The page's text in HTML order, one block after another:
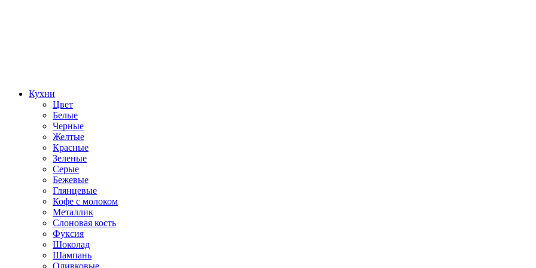
Кухни
Цвет
Белые
Черные
Желтые
Красные
Зеленые
Серые
Бежевые
Глянцевые
Кофе с молоком
Металлик
Слоновая кость
Фуксия
Шоколад
Шампань
Оливковые